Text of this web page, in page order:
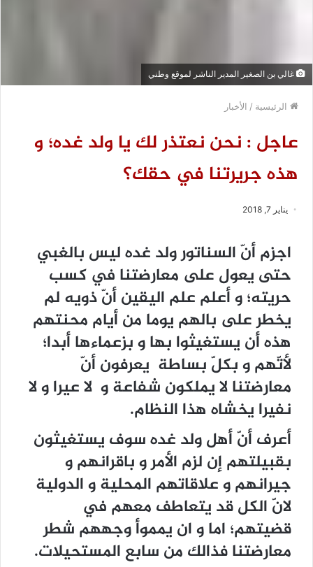
غالي بن الصغير المدير الناشر لموقع وطني
الرئيسية / الأخبار
عاجل : نحن نعتذر لك يا ولد غده؛ و
هذه جريرتنا في حقك؟
يناير 7, 2018
اجزم أنّ السناتور ولد غده ليس بالغبي
حتى يعول على معارضتنا في كسب
حريته؛ و أعلم علم اليقين أنّ ذويه لم
يخطر على بالهم يوما من أيام محنتهم
هذه أن يستغيثوا بها و بزعماءها أبدا؛
لأتّهم و بكلّ بساطة يعرفون أنّ
معارضتنا لا يملكون شفاعة و لا عيرا و لا
نفيرا يخشاه هذا النظام.
أعرف أنّ أهل ولد غده سوف يستغيثون
بقبيلتهم إن لزم الأمر و باقرانهم و
جيرانهم و علاقاتهم المحلية و الدولية
لانّ الكل قد يتعاطف معهم في
قضيتهم؛ اما و ان يمموأ وجههم شطر
معارضتنا فذالك من سابع المستحيلات.